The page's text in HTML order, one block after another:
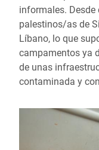
informales.
palestinos/as de
Líbano, lo que
campamentos ya
de unas
contaminada y